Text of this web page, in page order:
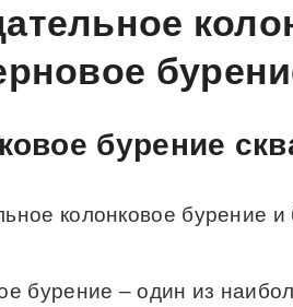
бурение
колонковое бурение
бурение – один из